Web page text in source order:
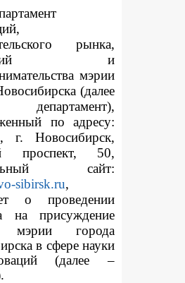
рынка,
и
мэрии
(далее
по адресу:
г. Новосибирск,
проспект, 50,
сайт:
sibirsk.ru,
о проведении
на присуждение
мэрии города
в сфере науки
(далее –